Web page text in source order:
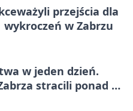
przejścia dla
wykroczeń w Zabrzu
w jeden dzień.
stracili ponad 6